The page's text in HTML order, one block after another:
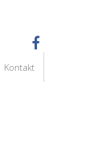
Kontakt